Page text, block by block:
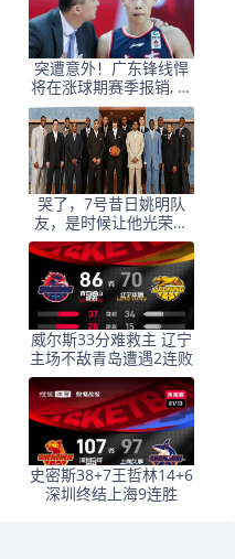
突遭意外！广东锋线悍
将在涨球期赛季报销, 杜
锋痛失关键轮换
哭了，7号昔日姚明队
友，是时候让他光荣退
役了
威尔斯33分难救主 辽宁
主场不敌青岛遭遇2连败
史密斯38+7王哲林14+6
深圳终结上海9连胜